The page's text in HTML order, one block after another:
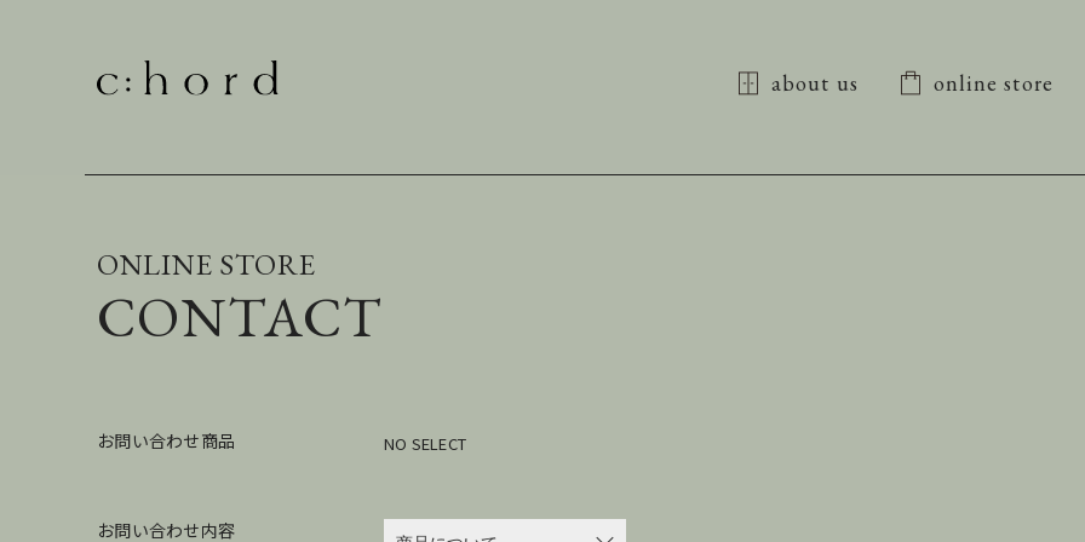
about us online store
ONLINE STORE
CONTACT
お問い合わせ商品 NO SELECT
お問い合わせ内容